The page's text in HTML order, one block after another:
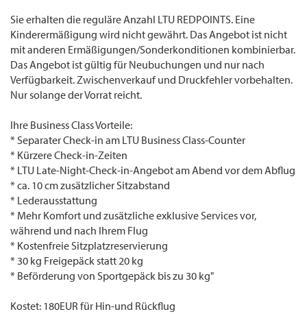
Sie erhalten die reguläre Anzahl LTU REDPOINTS. Eine
Kinderermäßigung wird nicht gewährt. Das Angebot ist nicht
mit anderen Ermäßigungen/Sonderkonditionen kombinierbar.
Das Angebot ist gültig für Neubuchungen und nur nach
Verfügbarkeit. Zwischenverkauf und Druckfehler vorbehalten.
Nur solange der Vorrat reicht.
Ihre Business Class Vorteile:
* Separater Check-in am LTU Business Class-Counter
* Kürzere Check-in-Zeiten
* LTU Late-Night-Check-in-Angebot am Abend vor dem Abflug
* ca. 10 cm zusätzlicher Sitzabstand
* Lederausstattung
* Mehr Komfort und zusätzliche exklusive Services vor,
während und nach Ihrem Flug
* Kostenfreie Sitzplatzreservierung
* 30 kg Freigepäck statt 20 kg
* Beförderung von Sportgepäck bis zu 30 kg"
Kostet: 180EUR für Hin-und Rückflug